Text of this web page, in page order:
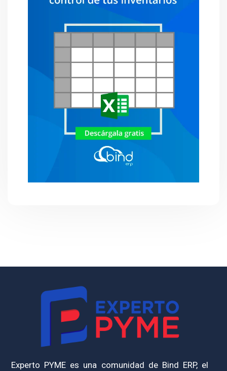
Experto PYME es una comunidad de Bind ERP, el